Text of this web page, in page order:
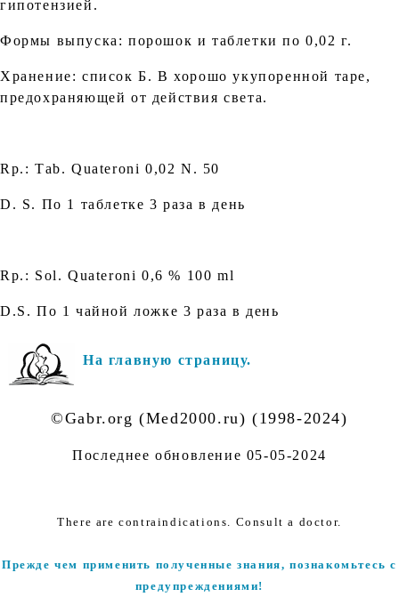
гипотензией.
Формы выпуска: порошок и таблетки по 0,02 г.
Хранение: список Б. В хорошо укупоренной таре,
предохраняющей от действия света.
Rр.: Таb. Quateroni 0,02 N. 50
D. S. По 1 таблетке 3 раза в день
Rр.: Sol. Quateroni 0,6 % 100 ml
D.S. По 1 чайной ложке 3 раза в день
На главную страницу.
©Gabr.org (Med2000.ru) (1998-2024)
Последнее обновление 05-05-2024
There are contraindications. Consult a doctor.
Прежде чем применить полученные знания, познакомьтесь с
предупреждениями!